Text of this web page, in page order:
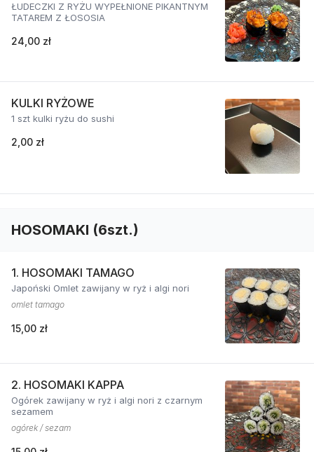
ŁUDECZKI Z RYŻU WYPEŁNIONE PIKANTNYM
TATAREM Z ŁOSOSIA
24,00 zł
KULKI RYŻOWE
1 szt kulki ryżu do sushi
2,00 zł
HOSOMAKI (6szt.)
1. HOSOMAKI TAMAGO
Japoński Omlet zawijany w ryż i algi nori
omlet tamago
15,00 zł
2. HOSOMAKI KAPPA
Ogórek zawijany w ryż i algi nori z czarnym
sezamem
ogórek / sezam